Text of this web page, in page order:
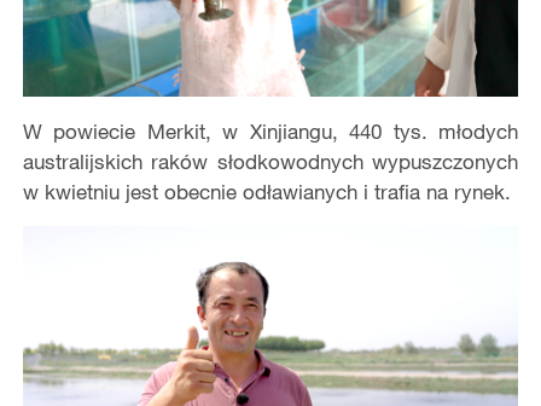
W powiecie Merkit, w Xinjiangu, 440 tys. młodych
australijskich raków słodkowodnych wypuszczonych
w kwietniu jest obecnie odławianych i trafia na rynek.